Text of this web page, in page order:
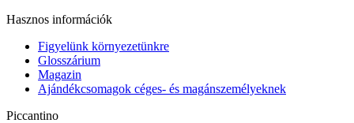
Hasznos információk
Figyelünk környezetünkre
Glosszárium
Magazin
Ajándékcsomagok céges- és magánszemélyeknek
Piccantino